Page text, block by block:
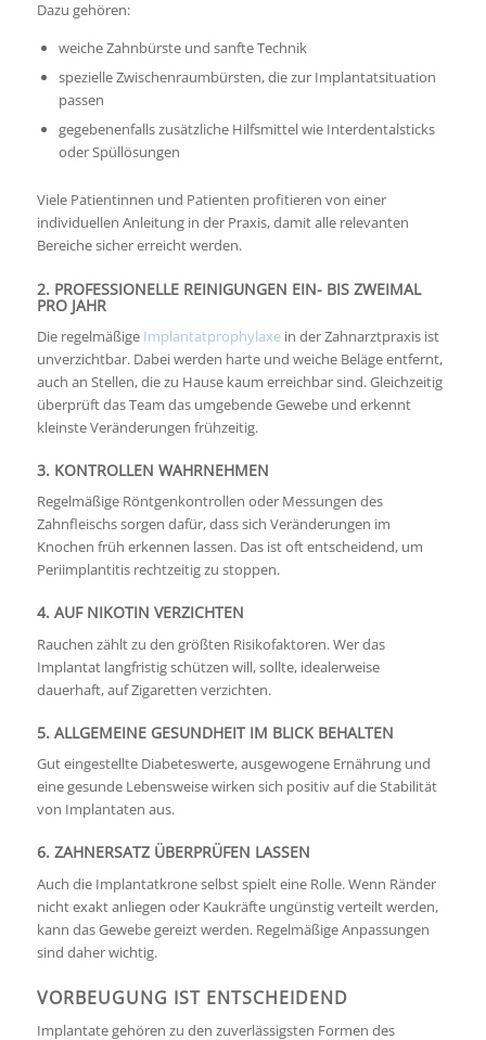
Dazu gehören:
weiche Zahnbürste und sanfte Technik
spezielle Zwischenraumbürsten, die zur Implantatsituation
passen
gegebenenfalls zusätzliche Hilfsmittel wie Interdentalsticks
oder Spüllösungen
Viele Patientinnen und Patienten profitieren von einer
individuellen Anleitung in der Praxis, damit alle relevanten
Bereiche sicher erreicht werden.
2. PROFESSIONELLE REINIGUNGEN EIN- BIS ZWEIMAL
PRO JAHR
Die regelmäßigeImplantatprophylaxein der Zahnarztpraxis ist
unverzichtbar. Dabei werden harte und weiche Beläge entfernt,
auch an Stellen, die zu Hause kaum erreichbar sind. Gleichzeitig
überprüft das Team das umgebende Gewebe und erkennt
kleinste Veränderungen frühzeitig.
3. KONTROLLEN WAHRNEHMEN
Regelmäßige Röntgenkontrollen oder Messungen des
Zahnfleischs sorgen dafür, dass sich Veränderungen im
Knochen früh erkennen lassen. Das ist oft entscheidend, um
Periimplantitis rechtzeitig zu stoppen.
4. AUF NIKOTIN VERZICHTEN
Rauchen zählt zu den größten Risikofaktoren. Wer das
Implantat langfristig schützen will, sollte, idealerweise
dauerhaft, auf Zigaretten verzichten.
5. ALLGEMEINE GESUNDHEIT IM BLICK BEHALTEN
Gut eingestellte Diabeteswerte, ausgewogene Ernährung und
eine gesunde Lebensweise wirken sich positiv auf die Stabilität
von Implantaten aus.
6. ZAHNERSATZ ÜBERPRÜFEN LASSEN
Auch die Implantatkrone selbst spielt eine Rolle. Wenn Ränder
nicht exakt anliegen oder Kaukräfte ungünstig verteilt werden,
kann das Gewebe gereizt werden. Regelmäßige Anpassungen
sind daher wichtig.
VORBEUGUNG IST ENTSCHEIDEND
Implantate gehören zu den zuverlässigsten Formen des